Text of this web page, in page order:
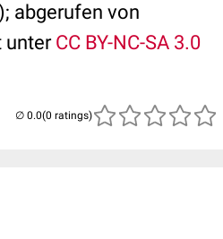
abgerufen von
unterCC BY-NC-SA 3.0
(0 ratings)